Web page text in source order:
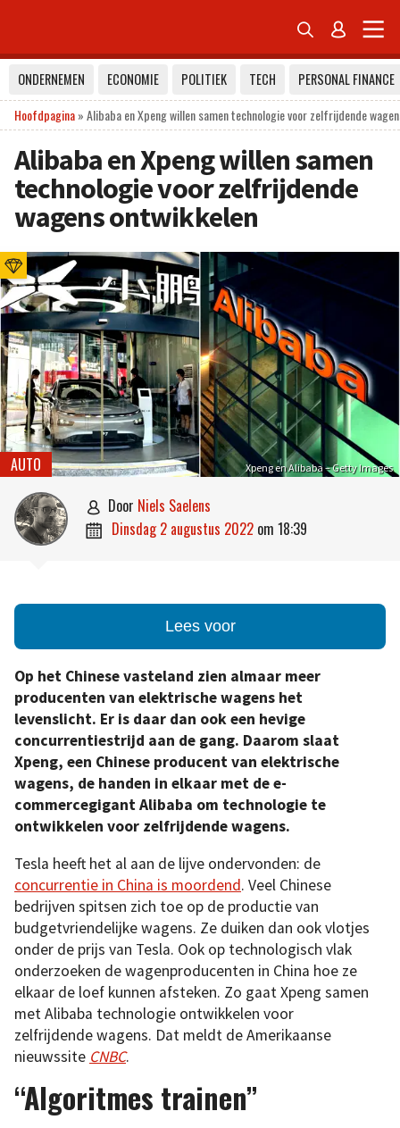
 
ONDERNEMEN ECONOMIE POLITIEK TECH
PERSONAL FINANCE
Hoofdpagina»Alibaba en Xpeng willen samen technologie voor zelfrijdende
Alibaba en Xpeng willen samen
technologie voor zelfrijdende
wagens ontwikkelen
Xpeng en Alibaba – Getty Images
AUTO
 door Niels Saelens
 dinsdag 2 augustus 2022 om 18:39
Lees voor
Op het Chinese vasteland zien almaar meer
producenten van elektrische wagens het
levenslicht. Er is daar dan ook een hevige
concurrentiestrijd aan de gang. Daarom slaat
Xpeng, een Chinese producent van elektrische
wagens, de handen in elkaar met de e-
commercegigant Alibaba om technologie te
ontwikkelen voor zelfrijdende wagens.
Tesla heeft het al aan de lijve ondervonden: de
concurrentie in China is moordend. Veel Chinese
bedrijven spitsen zich toe op de productie van
budgetvriendelijke wagens. Ze duiken dan ook vlotjes
onder de prijs van Tesla. Ook op technologisch vlak
onderzoeken de wagenproducenten in China hoe ze
elkaar de loef kunnen afsteken. Zo gaat Xpeng samen
met Alibaba technologie ontwikkelen voor
zelfrijdende wagens. Dat meldt de Amerikaanse
nieuwssite CNBC.
“Algoritmes trainen”